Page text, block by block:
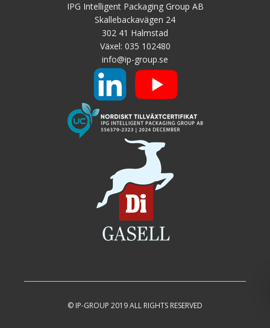
IPG Intelligent Packaging Group AB
Skallebackavägen 24
302 41 Halmstad
Växel: 035 102480
info@ip-group.se
© IP-GROUP 2019 ALL RIGHTS RESERVED